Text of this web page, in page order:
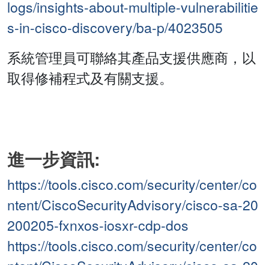
logs/insights-about-multiple-vulnerabilitie
s-in-cisco-discovery/ba-p/4023505
系統管理員可聯絡其產品支援供應商，以
取得修補程式及有關支援。
進一步資訊:
https://tools.cisco.com/security/center/co
ntent/CiscoSecurityAdvisory/cisco-sa-20
200205-fxnxos-iosxr-cdp-dos
https://tools.cisco.com/security/center/co